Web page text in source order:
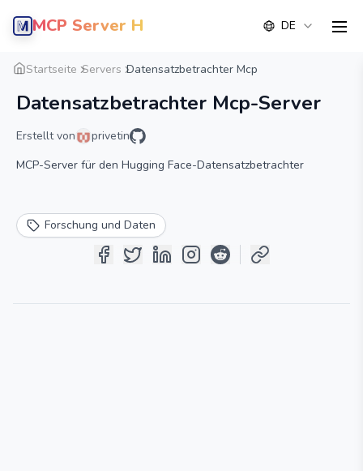
MCP Server Hub DE
Startseite Servers Datensatzbetrachter Mcp
Datensatzbetrachter Mcp-Server
Erstellt von
privetin
MCP-Server für den Hugging Face-Datensatzbetrachter
Forschung und Daten
Übersicht Detail Alternative